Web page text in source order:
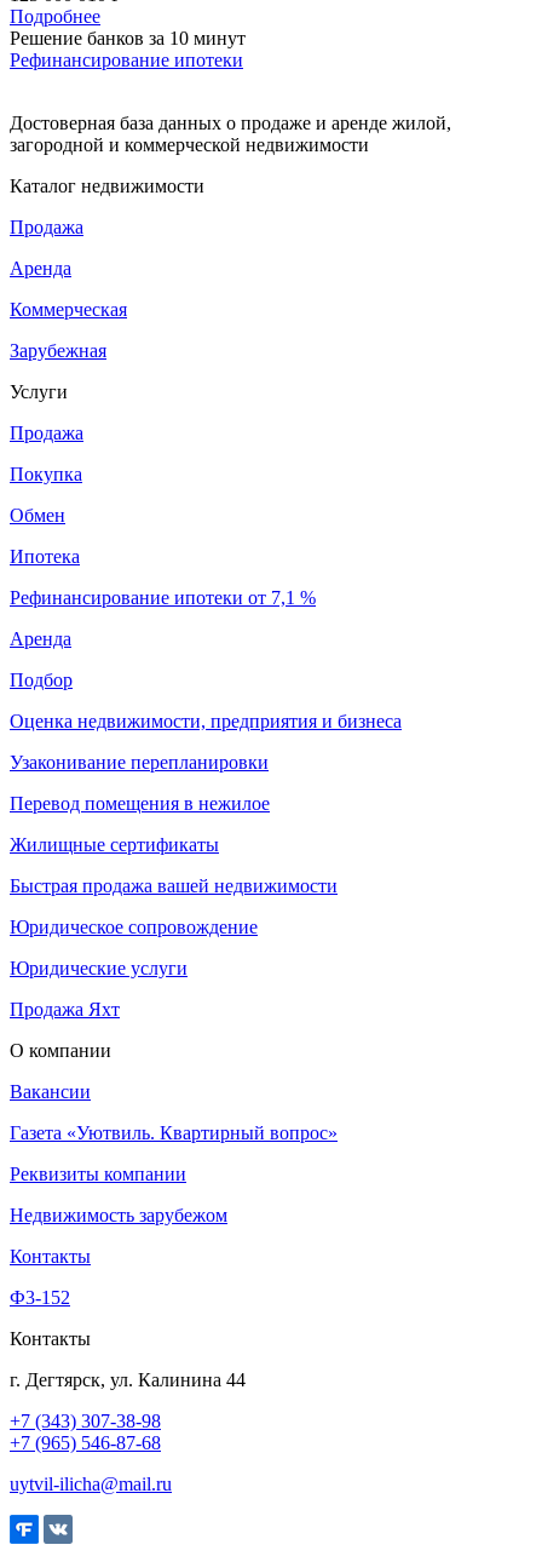
Подробнее
Решение банков за 10 минут
Рефинансирование ипотеки
Достоверная база данных о продаже и аренде жилой,
загородной и коммерческой недвижимости
Каталог недвижимости
Продажа
Аренда
Коммерческая
Зарубежная
Услуги
Продажа
Покупка
Обмен
Ипотека
Рефинансирование ипотеки от 7,1 %
Аренда
Подбор
Оценка недвижимости, предприятия и бизнеса
Узаконивание перепланировки
Перевод помещения в нежилое
Жилищные сертификаты
Быстрая продажа вашей недвижимости
Юридическое сопровождение
Юридические услуги
Продажа Яхт
О компании
Вакансии
Газета «Уютвиль. Квартирный вопрос»
Реквизиты компании
Недвижимость зарубежом
Контакты
Ф3-152
Контакты
г. Дегтярск, ул. Калинина 44
+7 (343) 307-38-98
+7 (965) 546-87-68
uytvil-ilicha@mail.ru